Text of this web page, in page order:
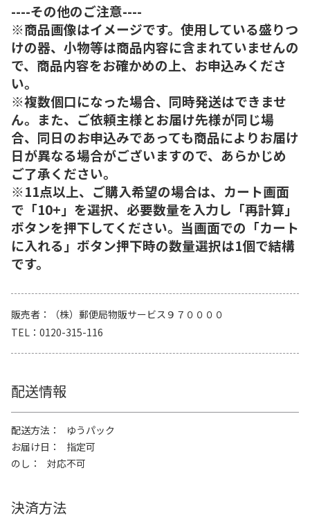
----その他のご注意----
※商品画像はイメージです。使用している盛りつ
けの器、小物等は商品内容に含まれていませんの
で、商品内容をお確かめの上、お申込みくださ
い。
※複数個口になった場合、同時発送はできませ
ん。また、ご依頼主様とお届け先様が同じ場
合、同日のお申込みであっても商品によりお届け
日が異なる場合がございますので、あらかじめ
ご了承ください。
※11点以上、ご購入希望の場合は、カート画面
で「10+」を選択、必要数量を入力し「再計算」
ボタンを押下してください。当画面での「カート
に入れる」ボタン押下時の数量選択は1個で結構
です。
販売者
（株）郵便局物販サービス９７００００
TEL
0120-315-116
配送情報
配送方法
ゆうパック
お届け日
指定可
のし
対応不可
決済方法